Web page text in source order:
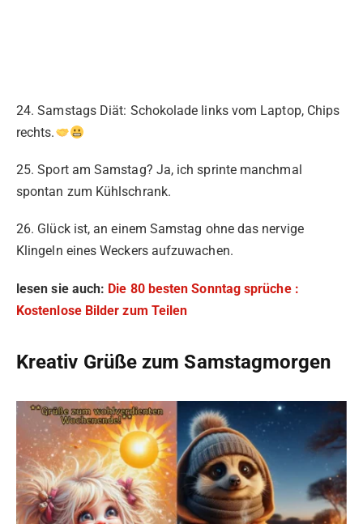
24. Samstags Diät: Schokolade links vom Laptop, Chips
rechts.
25. Sport am Samstag? Ja, ich sprinte manchmal
spontan zum Kühlschrank.
26. Glück ist, an einem Samstag ohne das nervige
Klingeln eines Weckers aufzuwachen.
lesen sie auch: Die 80 besten Sonntag sprüche :
Kostenlose Bilder zum Teilen
Kreativ Grüße zum Samstagmorgen